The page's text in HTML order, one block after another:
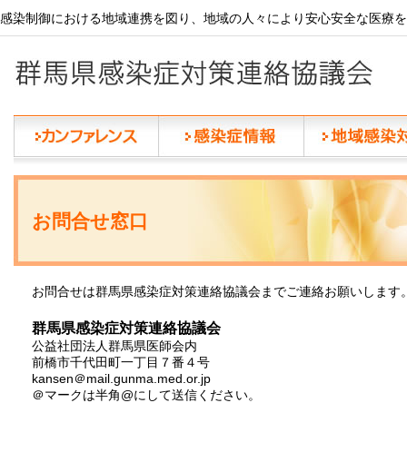
感染制御における地域連携を図り、地域の人々により安心安全な医療
お問合せ窓口
お問合せは群馬県感染症対策連絡協議会までご連絡お願いします
群馬県感染症対策連絡協議会
公益社団法人群馬県医師会内
前橋市千代田町一丁目７番４号
kansen＠mail.gunma.med.or.jp
＠マークは半角@にして送信ください。